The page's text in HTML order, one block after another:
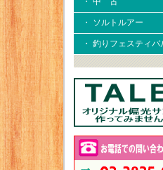
・ ソルトルアー
・ 釣りフェスティバ